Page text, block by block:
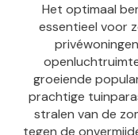
Het optimaal
essentieel voor
groeiende
prachtige
stralen van de
tegen de